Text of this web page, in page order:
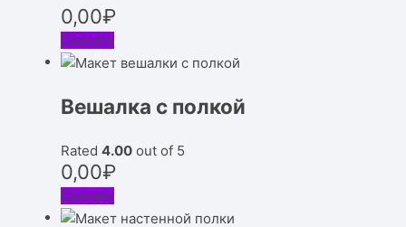
0,00₽
Скачать
Вешалка с полкой
Rated4.00 out of 5
0,00₽
Скачать